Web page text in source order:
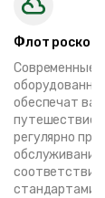
Флот
Современные,
обеспечат
путешествие.
регулярно
обслуживание
соответствии
стандартами